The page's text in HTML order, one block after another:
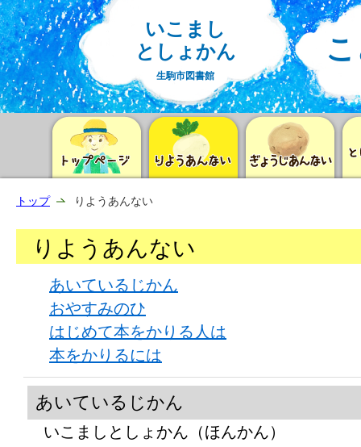
いこまし
としょかん
生駒市図書館
トップ りようあんない
りようあんない
あいているじかん
おやすみのひ
はじめて本をかりる人は
本をかりるには
あいているじかん
いこましとしょかん（ほんかん）